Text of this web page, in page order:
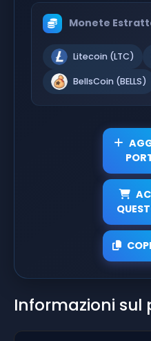
Monete
Litecoin (LTC)
BellsCoin (BELLS)
Informazioni sul